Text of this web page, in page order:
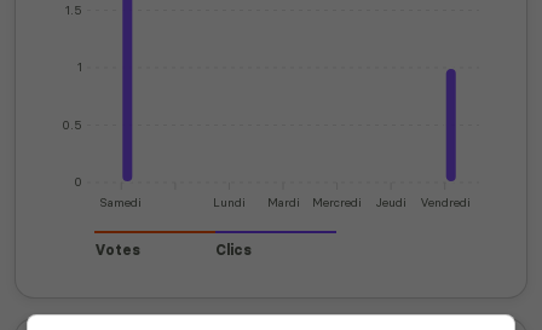
0
0.5
1
1.5
Samedi Lundi Mardi Mercredi Jeudi Vendredi
Votes Clics